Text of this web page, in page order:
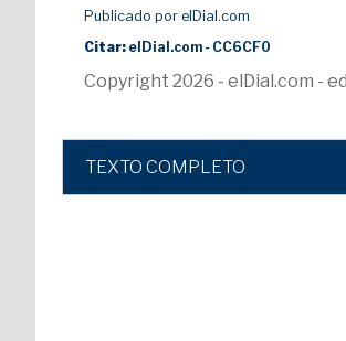
Publicado por elDial.com
Citar: elDial.com - CC6CF0
Copyright 2026 - elDial.com -
TEXTO COMPLETO